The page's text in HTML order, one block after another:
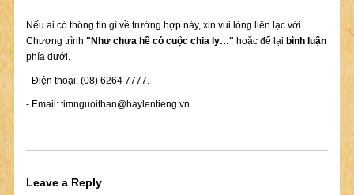
Nếu ai có thông tin gì về trường hợp này, xin vui lòng liên lạc với
Chương trình "Như chưa hề có cuộc chia ly…" hoặc để lại bình luận
phía dưới.
- Điện thoại: (08) 6264 7777.
- Email: timnguoithan@haylentieng.vn.
Leave a Reply